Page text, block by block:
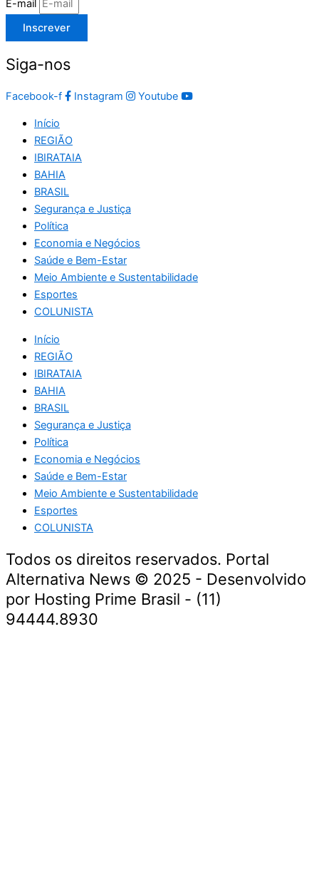
E-mail
Inscrever
Siga-nos
Facebook-f Instagram Youtube
Início
REGIÃO
IBIRATAIA
BAHIA
BRASIL
Segurança e Justiça
Política
Economia e Negócios
Saúde e Bem-Estar
Meio Ambiente e Sustentabilidade
Esportes
COLUNISTA
Início
REGIÃO
IBIRATAIA
BAHIA
BRASIL
Segurança e Justiça
Política
Economia e Negócios
Saúde e Bem-Estar
Meio Ambiente e Sustentabilidade
Esportes
COLUNISTA
Todos os direitos reservados. Portal
Alternativa News © 2025 - Desenvolvido
por Hosting Prime Brasil - (11)
94444.8930